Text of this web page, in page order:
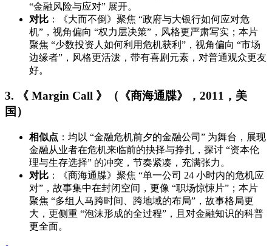
“金融风险与应对” 展开。
对比 ：《大而不倒》聚焦 “政府与大银行如何应对危
机”，视角偏向 “权力层决策”，风格更严肃写实；本片
聚焦 “少数投资人如何利用危机获利”，视角偏向 “市场
边缘者”，风格更活泼，带有喜剧元素，对普通观众更友
好。
3. 《 Margin Call 》（《商海通牒》，2011，美
国）
相似点 ：均以 “金融危机前夕的金融公司” 为舞台，展现
金融从业者在危机来临前的抉择与挣扎，探讨 “资本伦
理与生存选择” 的冲突，节奏紧凑，充满张力。
对比 ：《商海通牒》聚焦 “单一公司 24 小时内的危机应
对”，故事集中在封闭空间，更像 “职场惊悚片”；本片
聚焦 “多组人马跨时间、跨地域的布局”，故事格局更
大，更侧重 “泡沫形成的全过程”，且对金融知识的科普
更全面。